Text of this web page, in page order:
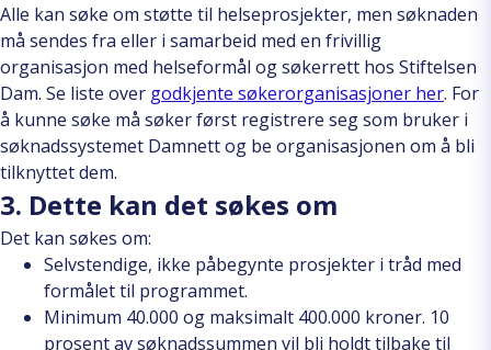
Alle kan søke om støtte til helseprosjekter, men søknaden
må sendes fra eller i samarbeid med en frivillig
organisasjon med helseformål og søkerrett hos Stiftelsen
Dam. Se liste over godkjente søkerorganisasjoner her. For
å kunne søke må søker først registrere seg som bruker i
søknadssystemet Damnett og be organisasjonen om å bli
tilknyttet dem.
3. Dette kan det søkes om
Det kan søkes om:
Selvstendige, ikke påbegynte prosjekter i tråd med
formålet til programmet.
Minimum 40.000 og maksimalt 400.000 kroner. 10
prosent av søknadssummen vil bli holdt tilbake til